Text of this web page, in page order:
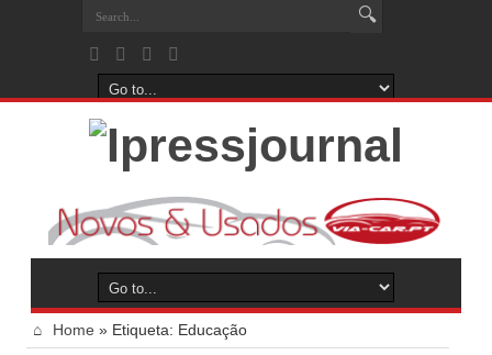
Home » Etiqueta: Educação